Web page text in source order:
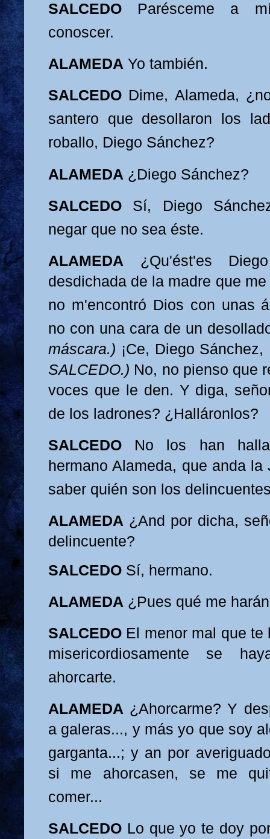
SALCEDO
Parésceme a
conoscer.
ALAMEDA Yo también.
SALCEDO Dime, Alameda,
santero que desollaron los
roballo, Diego Sánchez?
ALAMEDA ¿Diego Sánchez?
SALCEDO
Sí, Diego
negar que no sea éste.
ALAMEDA
¿Qu'ést'es
desdichada de la madre que
no m'encontró Dios con unas
no con una cara de un
máscara.) ¡Ce, Diego
SALCEDO.) No, no pienso que
voces que le den. Y diga,
de los ladrones? ¿Halláronlos?
SALCEDO
No los han
hermano Alameda, que anda
saber quién son los
ALAMEDA ¿And por dicha,
delincuente?
SALCEDO Sí, hermano.
ALAMEDA ¿Pues qué me
SALCEDO El menor mal que te
misericordiosamente se
ahorcarte.
ALAMEDA ¿Ahorcarme? Y
a galeras..., y más yo que soy
garganta...; y an por
si me ahorcasen, se me
comer...
SALCEDO Lo que yo te doy